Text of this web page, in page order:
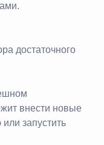
достаточного
внести новые
запустить